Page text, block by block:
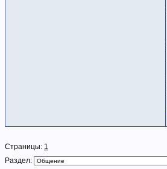
Страницы: 1
Раздел: